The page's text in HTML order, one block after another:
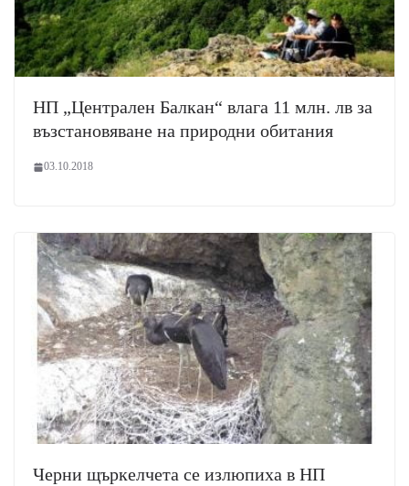
НП „Централен Балкан“ влага 11 млн. лв за
възстановяване на природни обитания
03.10.2018
Черни щъркелчета се излюпиха в НП